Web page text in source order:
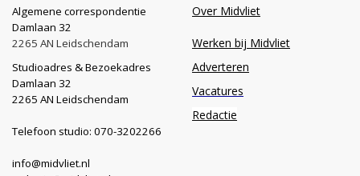
Algemene correspondentie
Damlaan 32
2265 AN Leidschendam
Studioadres & Bezoekadres
Damlaan 32
2265 AN Leidschendam
Telefoon studio: 070-3202266
info@midvliet.nl
Over Midvliet
Werken bij Midvliet
Adverteren
Vacatures
Redactie